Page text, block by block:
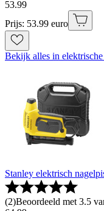
53.99
Prijs: 53.99 euro
Bekijk alles in
Stanley elektrisch
(2)Beoordeeld met 3.5